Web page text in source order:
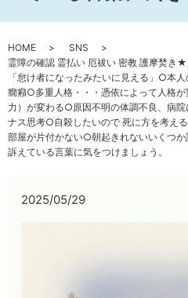
HOME
SNS
霊障の確認 霊払い 厄祓い 密教 護摩焚き
「怠け者になったみたいに見える」○本
癇癪○多重人格・・・憑依によって人格
力）が変わる○原因不明の体調不良、病
ナス思考○自殺したいので 死に方を考え
部屋が片付かない○朝起きれないいくつ
訴えている言葉に気をつけましょう。
2025/05/29